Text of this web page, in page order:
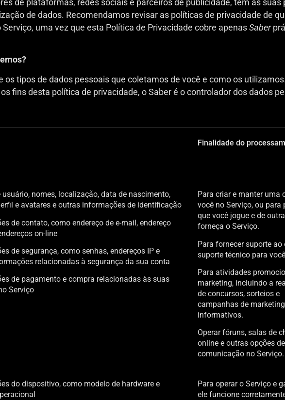
de plataformas, redes sociais e parceiros de publicidade, têm as suas
de dados. Recomendamos revisar as políticas de privacidade de
uma vez que esta Política de Privacidade cobre apenasSaber
tipos de dados pessoais que coletamos de você e como os
fins desta política de privacidade, o Saber é o controlador dos dados
Finalidade do
usuário, nomes, localização, data de nascimento,
e avatares e outras informações de identificação
de contato, como endereço de e-mail, endereço
on-line
de segurança, como senhas, endereços IP e
relacionadas à segurança da sua conta
de pagamento e compra relacionadas às suas
Serviço
Para criar e manter uma
você no Serviço, ou para
que você jogue e de
forneça o Serviço.
Para fornecer suporte ao
suporte técnico para
Para atividades
marketing, incluindo a
de concursos, sorteios e
campanhas de
informativos.
Operar fóruns, salas de
online e outras opções de
comunicação no Serviço.
do dispositivo, como modelo de hardware e
Para operar o Serviço e
ele funcione